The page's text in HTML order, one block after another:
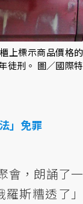
上標示商品價格的
徒刑。 圖／國際特
」免罪
會，朗誦了一
斯糟透了」